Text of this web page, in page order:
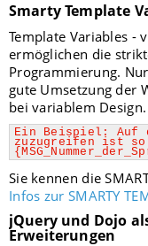
Smarty Template
Template Variables -
ermöglichen die
Programmierung.
gute Umsetzung der
bei variablem
Ein Beispiel: Auf
zuzugreifen ist
Sie kennen die
Infos zur SMARTY
jQuery und Dojo
Erweiterungen